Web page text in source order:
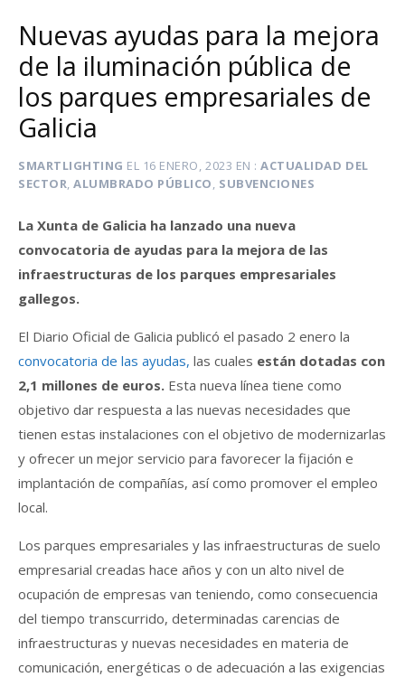
Nuevas ayudas para la mejora
de la iluminación pública de
los parques empresariales de
Galicia
SMARTLIGHTING EL 16 ENERO, 2023 EN
ACTUALIDAD DEL
SECTOR,ALUMBRADO PÚBLICO, SUBVENCIONES
La Xunta de Galicia ha lanzado una nueva
convocatoria de ayudas para la mejora de las
infraestructuras de los parques empresariales
gallegos.
El Diario Oficial de Galicia publicó el pasado 2 enero la
convocatoria de las ayudas, las cuales están dotadas con
2,1 millones de euros. Esta nueva línea tiene como
objetivo dar respuesta a las nuevas necesidades que
tienen estas instalaciones con el objetivo de modernizarlas
y ofrecer un mejor servicio para favorecer la fijación e
implantación de compañías, así como promover el empleo
local.
Los parques empresariales y las infraestructuras de suelo
empresarial creadas hace años y con un alto nivel de
ocupación de empresas van teniendo, como consecuencia
del tiempo transcurrido, determinadas carencias de
infraestructuras y nuevas necesidades en materia de
comunicación, energéticas o de adecuación a las exigencias